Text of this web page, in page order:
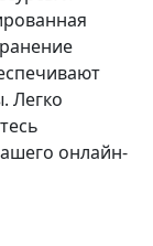
Легко
онлайн-